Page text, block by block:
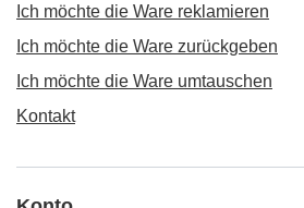
Ich möchte die Ware reklamieren
Ich möchte die Ware zurückgeben
Ich möchte die Ware umtauschen
Kontakt